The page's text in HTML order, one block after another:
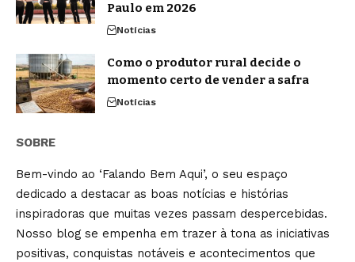
Paulo em 2026
Notícias
Como o produtor rural decide o
momento certo de vender a safra
Notícias
SOBRE
Bem-vindo ao ‘Falando Bem Aqui’, o seu espaço
dedicado a destacar as boas notícias e histórias
inspiradoras que muitas vezes passam despercebidas.
Nosso blog se empenha em trazer à tona as iniciativas
positivas, conquistas notáveis e acontecimentos que